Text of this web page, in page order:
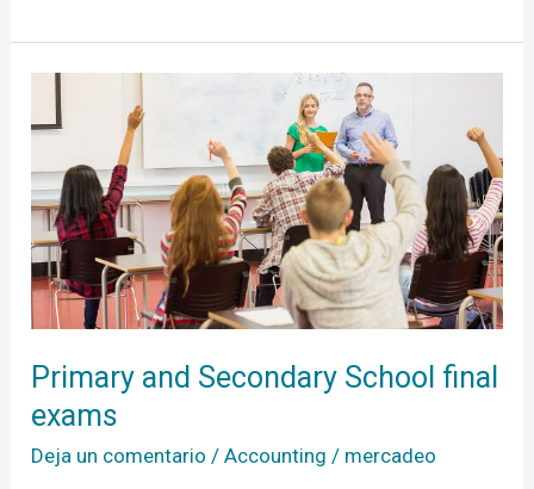
Primary and Secondary School final
exams
Deja un comentario /Accounting / mercadeo
Primary
and
Secondary
final
exams